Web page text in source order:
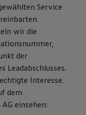
Service
wir die
der
Leadabschlusses.
Interesse.
dem
einsehen: